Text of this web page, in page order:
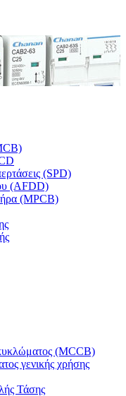
(SPD)
(AFDD)
(MPCB)
(MCCB)
γενικής χρήσης
Τάσης